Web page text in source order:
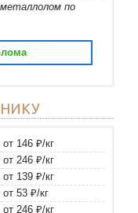
по
от 146 ₽/кг
от 246 ₽/кг
от 139 ₽/кг
от 53 ₽/кг
от 246 ₽/кг